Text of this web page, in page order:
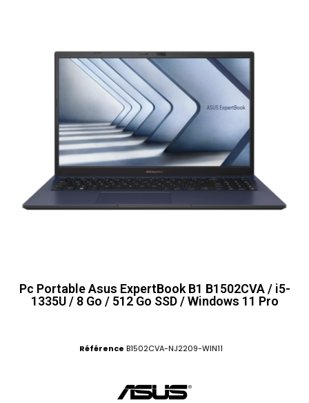
Pc Portable Asus ExpertBook B1 B1502CVA / i5-
1335U / 8 Go / 512 Go SSD / Windows 11 Pro
Référence B1502CVA-NJ2209-WIN11